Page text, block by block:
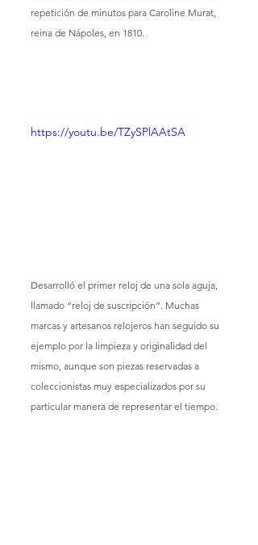
repetición de minutos para Caroline Murat,
reina de Nápoles, en 1810.
https://youtu.be/TZySPlAAtSA
Desarrolló el primer reloj de una sola aguja,
llamado “reloj de suscripción”. Muchas
marcas y artesanos relojeros han seguido su
ejemplo por la limpieza y originalidad del
mismo, aunque son piezas reservadas a
coleccionistas muy especializados por su
particular manera de representar el tiempo.